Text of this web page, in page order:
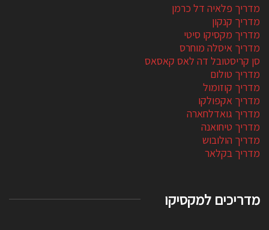
מדריך פלאיה דל כרמן
מדריך קנקון
מדריך מקסיקו סיטי
מדריך איסלה מוחרס
סן קריסטובל דה לאס קאסאס
מדריך טולום
מדריך קוזומול
מדריך אקפולקו
מדריך גואדלחארה
מדריך טיחואנה
מדריך הולובוש
מדריך בקלאר
מדריכים למקסיקו